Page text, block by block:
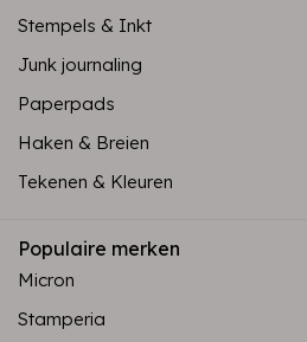
Stempels & Inkt
Junk journaling
Paperpads
Haken & Breien
Tekenen & Kleuren
Populaire merken
Micron
Stamperia